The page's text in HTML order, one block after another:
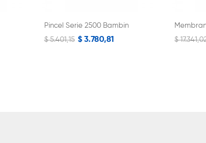
Pincel Serie 2500 Bambin
$ 5.401,15 $ 3.780,81
$